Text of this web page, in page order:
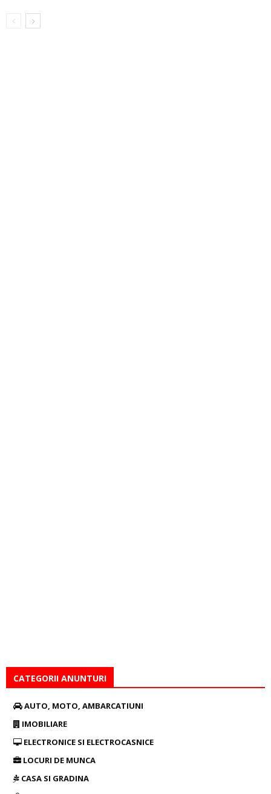
CATEGORII ANUNTURI
AUTO, MOTO, AMBARCATIUNI
IMOBILIARE
ELECTRONICE SI ELECTROCASNICE
LOCURI DE MUNCA
CASA SI GRADINA